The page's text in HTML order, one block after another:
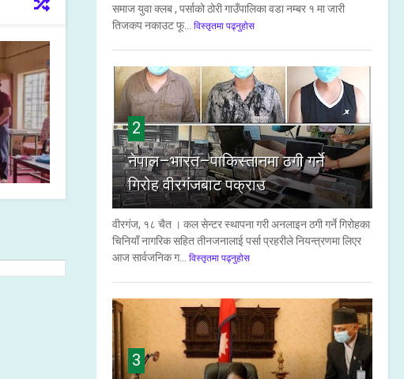
समाज युवा क्लब , पर्साको ठोरी गाउँपालिका वडा नम्बर १ मा जारी
तिजकप नकाउट फू...
विस्तृतमा पढ्नुहोस
2
नेपाल–भारत–पाकिस्तानमा ठगी गर्ने
गिरोह वीरगंजबाट पक्राउ
वीरगंज, १८ चैत । कल सेन्टर स्थापना गरी अनलाइन ठगी गर्ने गिरोहका
चिनियाँ नागरिक सहित तीनजनालाई पर्सा प्रहरीले नियन्त्रणमा लिएर
आज सार्वजनिक ग...
विस्तृतमा पढ्नुहोस
3